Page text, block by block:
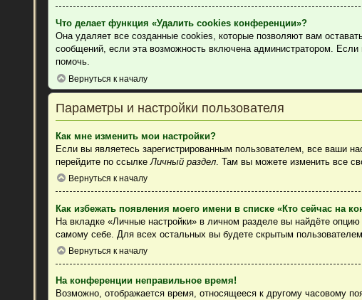
Что делает функция «Удалить cookies конференции»?
Она удаляет все созданные cookies, которые позволяют вам
сообщений, если эта возможность включена администратором.
помочь.
Вернуться к началу
Параметры и настройки пользователя
Как мне изменить мои настройки?
Если вы являетесь зарегистрированным пользователем, все ваши
перейдите по ссылкеЛичный раздел . Там вы можете изменить все
Вернуться к началу
Как избежать появления моего имени в списке «Кто сейчас на
На вкладке «Личные настройки» в личном разделе вы найдёте
самому себе. Для всех остальных вы будете скрытым пользователем.
Вернуться к началу
На конференции неправильное время!
Возможно, отображается время, относящееся к другому часовому